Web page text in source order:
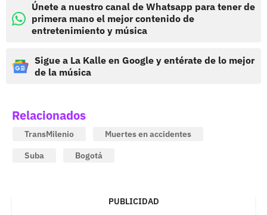
Únete a nuestro canal de Whatsapp para tener de
primera mano el mejor contenido de
entretenimiento y música
Sigue a La Kalle en Google y entérate de lo mejor
de la música
Relacionados
TransMilenio
Muertes en accidentes
Suba
Bogotá
PUBLICIDAD